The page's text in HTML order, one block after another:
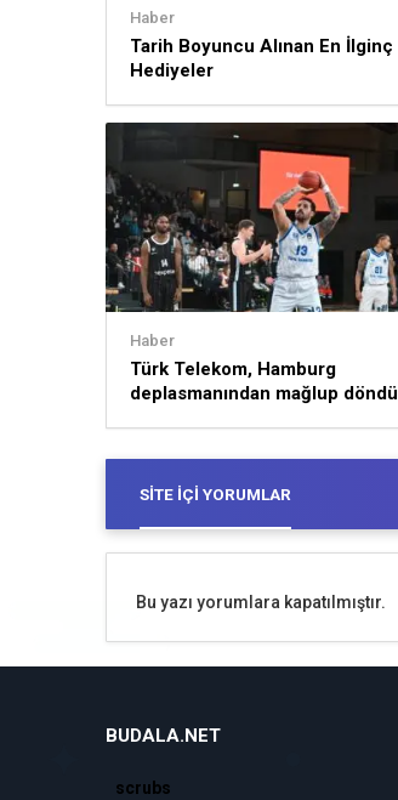
Haber
Tarih Boyuncu Alınan En İlginç
Hediyeler
Haber
Türk Telekom, Hamburg
deplasmanından mağlup döndü
SITE İÇI YORUMLAR
Bu yazı yorumlara kapatılmıştır.
BUDALA.NET
scrubs